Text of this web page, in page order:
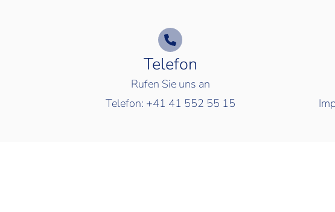
Telefon
Rufen Sie uns an
Telefon: +41 41 552 55 15